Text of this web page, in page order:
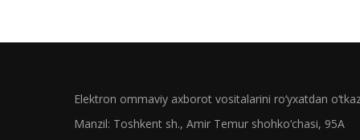
Elektron ommaviy axborot vositalarini ro‘yxatdan
Manzil: Toshkent sh., Amir Temur shohko‘chasi, 95A